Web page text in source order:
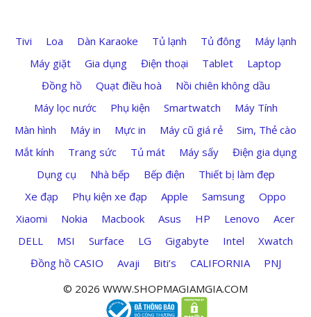
Tivi Loa Dàn Karaoke Tủ lạnh Tủ đông
Máy lạnh
Máy giặt
Gia dụng Điện thoại Tablet
Laptop
Đồng hồ
Quạt điều hoà
Nồi chiên không dầu
Máy lọc nước
Phụ kiện Smartwatch
Máy Tính
Màn hình
Máy in Mực in Máy cũ giá rẻ
Sim, Thẻ cào
Mắt kính
Trang sức Tủ mát Máy sấy
Điện gia dụng
Dụng cụ
Nhà bếp Bếp điện
Thiết bị làm đẹp
Xe đạp
Phụ kiện xe đạp Apple Samsung
Oppo
Xiaomi
Nokia Macbook Asus HP Lenovo
Acer
DELL
MSI Surface LG Gigabyte Intel
Xwatch
Đồng hồ CASIO
Avaji Biti’s CALIFORNIA
PNJ
© 2026 WWW.SHOPMAGIAMGIA.COM